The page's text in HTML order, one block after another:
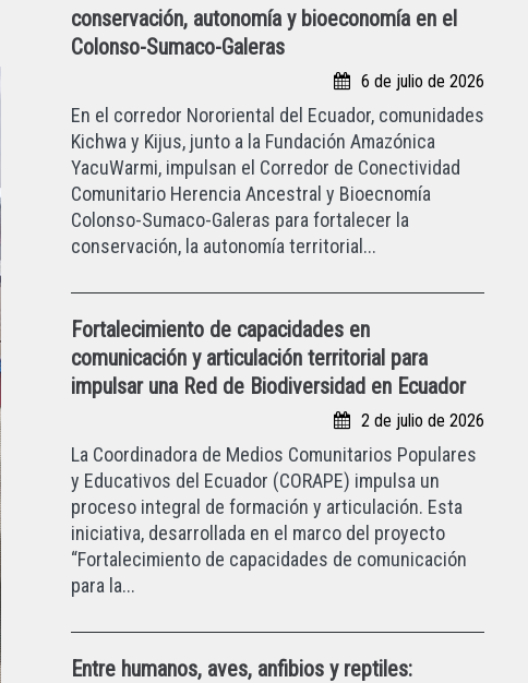
conservación, autonomía y bioeconomía en el
Colonso-Sumaco-Galeras
6 de julio de 2026
En el corredor Nororiental del Ecuador, comunidades
Kichwa y Kijus, junto a la Fundación Amazónica
YacuWarmi, impulsan el Corredor de Conectividad
Comunitario Herencia Ancestral y Bioecnomía
Colonso-Sumaco-Galeras para fortalecer la
conservación, la autonomía territorial...
Fortalecimiento de capacidades en
comunicación y articulación territorial para
impulsar una Red de Biodiversidad en Ecuador
2 de julio de 2026
La Coordinadora de Medios Comunitarios Populares
y Educativos del Ecuador (CORAPE) impulsa un
proceso integral de formación y articulación. Esta
iniciativa, desarrollada en el marco del proyecto
“Fortalecimiento de capacidades de comunicación
para la...
Entre humanos, aves, anfibios y reptiles: